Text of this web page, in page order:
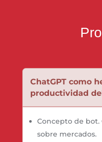
ChatGPT como
productividad
Concepto de bot.
sobre mercados.